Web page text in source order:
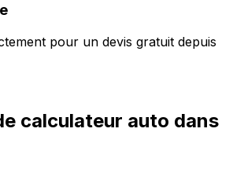
pour un devis gratuit depuis
calculateur auto dans